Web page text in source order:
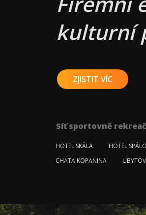
kulturní
ZJISTIT VÍC
Síť sportovně
HOTEL SKÁLA HOTEL
CHATA KOPANINA